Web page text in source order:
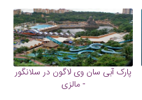
پارک آبی سان وی لاگون در سلانگور
- مالزی